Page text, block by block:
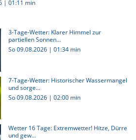
| 01:11 min
3-Tage-Wetter: Klarer Himmel zur
partiellen Sonnen...
So 09.08.2026 | 01:34 min
7-Tage-Wetter: Historischer Wassermangel
und sorge...
So 09.08.2026 | 02:00 min
Wetter 16 Tage: Extremwetter! Hitze, Dürre
und gew...